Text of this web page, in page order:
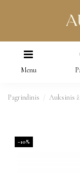
Menu
Pagrindinis Auksinis
−10%